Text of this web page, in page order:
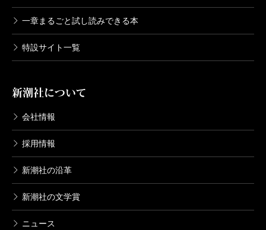
一章まるごと試し読みできる本
特設サイト一覧
新潮社について
会社情報
採用情報
新潮社の沿革
新潮社の文学賞
ニュース